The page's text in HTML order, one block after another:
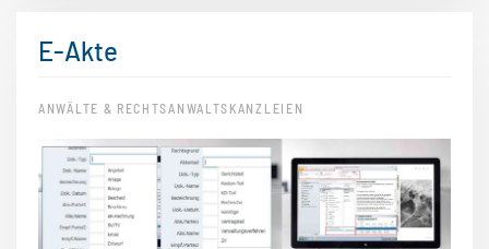
E-Akte
ANWÄLTE & RECHTSANWALTSKANZLEIEN